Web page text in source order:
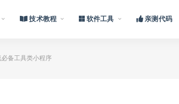
技术教程 软件工具 亲测代码
备工具类小程序